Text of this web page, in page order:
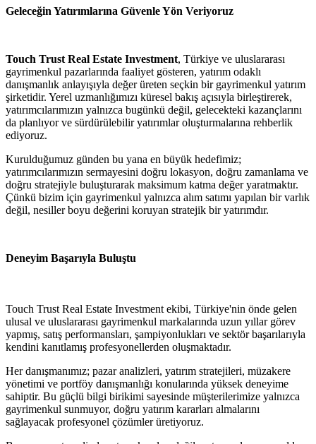
Geleceğin Yatırımlarına Güvenle Yön Veriyoruz
Touch Trust Real Estate Investment, Türkiye ve uluslararası
gayrimenkul pazarlarında faaliyet gösteren, yatırım odaklı
danışmanlık anlayışıyla değer üreten seçkin bir gayrimenkul yatırım
şirketidir. Yerel uzmanlığımızı küresel bakış açısıyla birleştirerek,
yatırımcılarımızın yalnızca bugünkü değil, gelecekteki kazançlarını
da planlıyor ve sürdürülebilir yatırımlar oluşturmalarına rehberlik
ediyoruz.
Kurulduğumuz günden bu yana en büyük hedefimiz;
yatırımcılarımızın sermayesini doğru lokasyon, doğru zamanlama ve
doğru stratejiyle buluşturarak maksimum katma değer yaratmaktır.
Çünkü bizim için gayrimenkul yalnızca alım satımı yapılan bir varlık
değil, nesiller boyu değerini koruyan stratejik bir yatırımdır.
Deneyim Başarıyla Buluştu
Touch Trust Real Estate Investment ekibi, Türkiye'nin önde gelen
ulusal ve uluslararası gayrimenkul markalarında uzun yıllar görev
yapmış, satış performansları, şampiyonlukları ve sektör başarılarıyla
kendini kanıtlamış profesyonellerden oluşmaktadır.
Her danışmanımız; pazar analizleri, yatırım stratejileri, müzakere
yönetimi ve portföy danışmanlığı konularında yüksek deneyime
sahiptir. Bu güçlü bilgi birikimi sayesinde müşterilerimize yalnızca
gayrimenkul sunmuyor, doğru yatırım kararları almalarını
sağlayacak profesyonel çözümler üretiyoruz.